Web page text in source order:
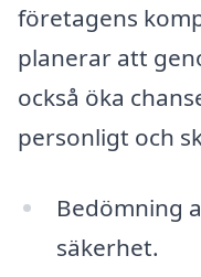
företagens
planerar att
också öka
personligt och
Bedömning
säkerhet.